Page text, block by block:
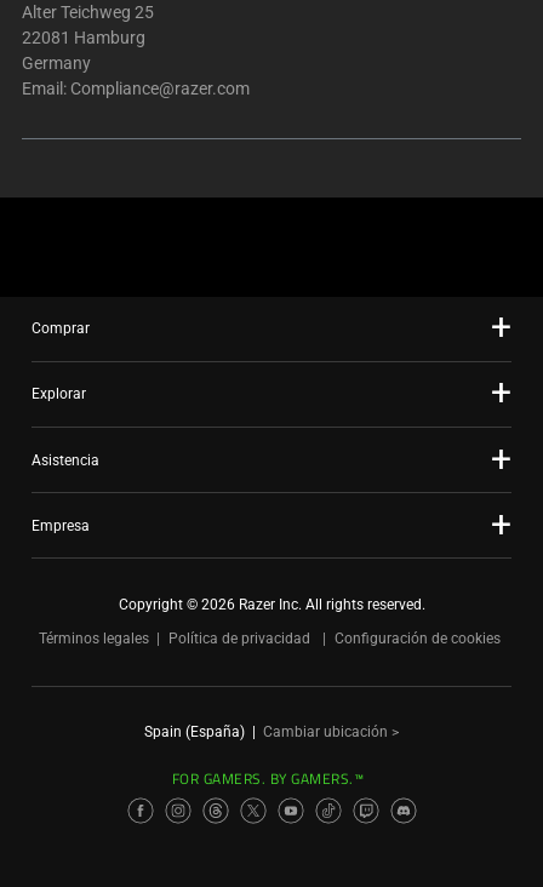
Alter Teichweg 25
22081 Hamburg
Germany
Email: Compliance@razer.com
Comprar
Explorar
Asistencia
Empresa
Copyright © 2026 Razer Inc. All rights reserved.
Términos legales
Política de privacidad Configuración de cookies
Spain (España) Cambiar ubicación >
FOR GAMERS. BY GAMERS.™